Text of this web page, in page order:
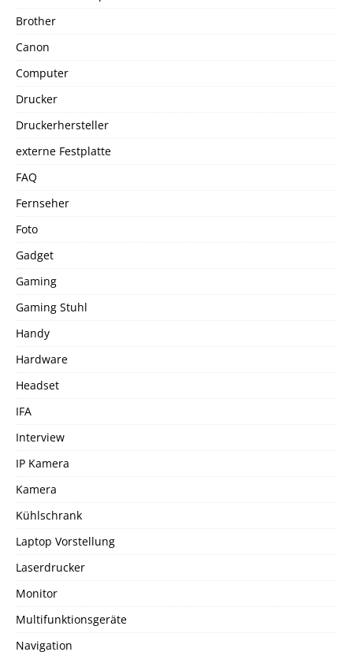
Brother
Canon
Computer
Drucker
Druckerhersteller
externe Festplatte
FAQ
Fernseher
Foto
Gadget
Gaming
Gaming Stuhl
Handy
Hardware
Headset
IFA
Interview
IP Kamera
Kamera
Kühlschrank
Laptop Vorstellung
Laserdrucker
Monitor
Multifunktionsgeräte
Navigation